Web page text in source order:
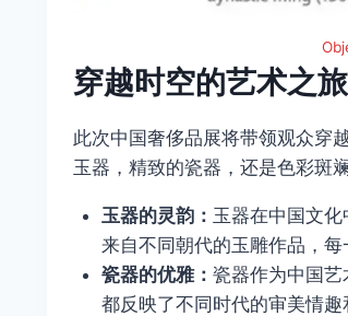
穿越时空的艺术之旅
此次中国奢侈品展将带领观众穿
玉器，精致的瓷器，还是色彩斑
玉器的灵韵： 玉器在中国文
来自不同朝代的玉雕作品，每
瓷器的优雅： 瓷器作为中国
都反映了不同时代的审美情趣